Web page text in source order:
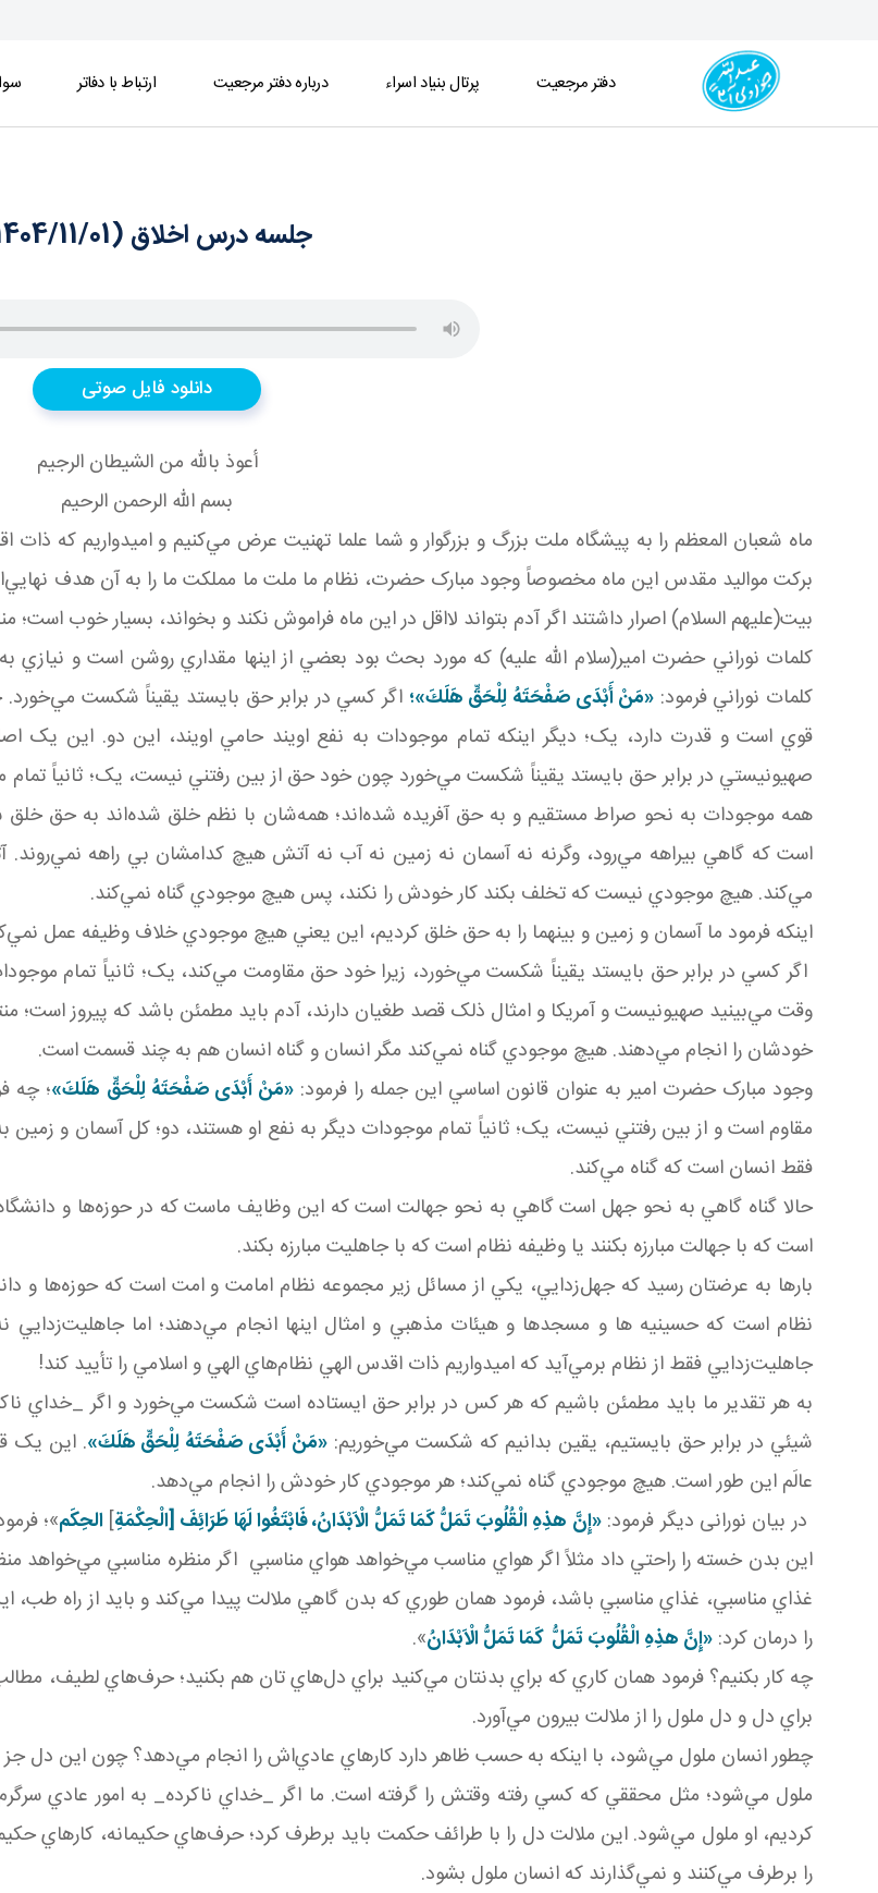
دفتر مرجعیت پرتال بنیاد اسراء درباره دفتر مرجعیت ارتباط با دفاتر
جلسه درس اخلاق (1404/11/01)
دانلود فایل صوتی
أعوذ بالله من الشيطان الرجيم
بسم الله الرحمن الرحيم
ماه شعبان المعظم را به پيشگاه ملت بزرگ و بزرگوار و شما علما تهنيت عرض مي‌کنيم و اميدواريم که
برکت مواليد مقدس اين ماه مخصوصاً وجود مبارک حضرت، نظام ما ملت ما مملکت ما را به آن هدف
بيت(عليهم السلام) اصرار داشتند اگر آدم بتواند لااقل در اين ماه فراموش نکند و بخواند، بسيار خوب است؛
کلمات نوراني حضرت امير(سلام الله عليه) که مورد بحث بود بعضي از اينها مقداري روشن است و
کلمات نوراني فرمود: «مَنْ أَبْدَى صَفْحَتَهُ لِلْحَقِّ هَلَكَ»؛ اگر کسي در برابر حق بايستد يقيناً شکست
قوي است و قدرت دارد، يک؛ ديگر اينکه تمام موجودات به نفع اويند حامي اويند، اين دو. اين
صهيونيستي در برابر حق بايستد يقيناً شکست مي‌خورد چون خود حق از بين رفتني نيست، يک؛ ثانياً تمام
همه موجودات به نحو صراط مستقيم و به حق آفريده شده‌اند؛ همه‌شان با نظم خلق شده‌اند به حق خلق
است که گاهي بيراهه مي‌رود، وگرنه نه آسمان نه زمين نه آب نه آتش هيچ کدامشان بي راهه
مي‌کند. هيچ موجودي نيست که تخلف بکند کار خودش را نکند، پس هيچ موجودي گناه نمي‌کند.
اينکه فرمود ما آسمان و زمين و بينهما را به حق خلق کرديم، اين يعني هيچ موجودي خلاف وظيفه عمل
اگر کسي در برابر حق بايستد يقيناً شکست مي‌خورد، زيرا خود حق مقاومت مي‌کند، يک؛ ثانياً تمام
وقت مي‌بينيد صهيونيست و آمريکا و امثال ذلک قصد طغيان دارند، آدم بايد مطمئن باشد که پيروز
خودشان را انجام مي‌دهند. هيچ موجودي گناه نمي‌کند مگر انسان و گناه انسان هم به چند قسمت است.
وجود مبارک حضرت امير به عنوان قانون اساسي اين جمله را فرمود:«مَنْ أَبْدَى صَفْحَتَهُ لِلْحَقِّ هَلَكَ»؛ چه
مقاوم است و از بين رفتني نيست، يک؛ ثانياً تمام موجودات ديگر به نفع او هستند، دو؛ کل آسمان و زمين
فقط انسان است که گناه مي‌کند.
حالا گناه گاهي به نحو جهل است گاهي به نحو جهالت است که اين وظايف ماست که در حوزه‌ها و
است که با جهالت مبارزه بکنند يا وظيفه نظام است که با جاهليت مبارزه بکند.
بارها به عرضتان رسيد که جهل‌زدايي، يکي از مسائل زير مجموعه نظام امامت و امت است که حوزه‌ها و
نظام است که حسينيه ها و مسجدها و هيئات مذهبي و امثال اينها انجام مي‌دهند؛ اما جاهليت‌زدايي
جاهليت‌زدايي فقط از نظام برمي‌آيد که اميدواريم ذات اقدس الهي نظام‌هاي الهي و اسلامي را تأييد کند!
به هر تقدير ما بايد مطمئن باشيم که هر کس در برابر حق ايستاده است شکست مي‌خورد و اگر
شيئي در برابر حق بايستيم، يقين بدانيم که شکست مي‌خوريم: «مَنْ أَبْدَى صَفْحَتَهُ لِلْحَقِّ هَلَكَ». اين يک
عالَم اين ‌طور است. هيچ موجودي گناه نمي‌کند؛ هر موجودي کار خودش را انجام مي‌دهد.
در بيان نورانی ديگر فرمود:«إِنَّ هذِهِ الْقُلُوبَ تَمَلُّ كَمَا تَمَلُّ الْاَبْدَانُ، فَابْتَغُوا لَهَا طَرَائِفَ [الْحِكْمَةِ]الحِکَم»؛
اين بدن خسته را راحتي داد مثلاً اگر هواي مناسب مي‌خواهد هواي مناسبي اگر منظره مناسبي مي‌خواهد
غذاي مناسبي، غذاي مناسبي باشد، فرمود همان ‌طوري که بدن گاهي ملالت پيدا مي‌کند و بايد از راه طب،
را درمان کرد: «إِنَّ هذِهِ الْقُلُوبَ تَمَلُّ كَمَا تَمَلُّ الْاَبْدَانُ».
چه کار بکنيم؟ فرمود همان ‌کاري که براي بدنتان مي‌کنيد براي دل‌هاي تان هم بکنيد؛ حرف‌هاي لطيف،
براي دل و دل ملول را از ملالت بيرون مي‌آورد.
چطور انسان ملول مي‌شود، با اينکه به حسب ظاهر دارد کارهاي عادي‌اش را انجام مي‌دهد؟ چون اين دل جز به
ملول مي‌شود؛ مثل محققي که کسي رفته وقتش را گرفته است. ما اگر _خداي ناکرده_ به امور عادي
کرديم، او ملول مي‌شود. اين ملالت دل را با طرائف حکمت بايد برطرف کرد؛ حرف‌هاي حکيمانه، کارهاي
را برطرف مي‌کنند و نمي‌گذارند که انسان ملول بشود.